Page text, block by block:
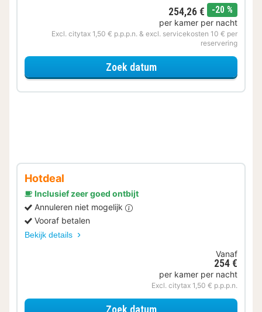
254,26 € -20 %
per kamer per nacht
Excl. citytax 1,50 € p.p.p.n. & excl. servicekosten 10 € per
reservering
Zoek datumvoor Geniet van de
Hotdeal
Inclusief zeer goed ontbijt
Annuleren niet mogelijk
Vooraf betalen
Bekijk details
Vanaf
254 €
per kamer per nacht
Excl. citytax 1,50 € p.p.p.n.
Zoek datumvoor Comfort kamer